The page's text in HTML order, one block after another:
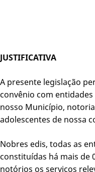
JUSTIFICATIVA
A presente legislação
convênio com
nosso Município,
adolescentes de nossa
Nobres edis, todas as
constituídas há mais de
notórios os serviços